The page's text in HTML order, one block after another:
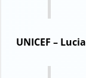
UNICEF –